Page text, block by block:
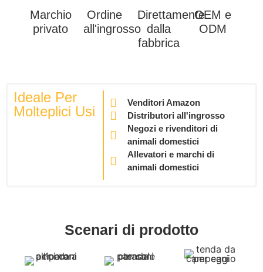
Marchio
privato
Ordine
all'ingrosso
Direttamente
dalla
fabbrica
OEM e
ODM
Ideale Per
Molteplici Usi
Venditori Amazon
Distributori all'ingrosso
Negozi e rivenditori di
animali domestici
Allevatori e marchi di
animali domestici
Scenari di prodotto